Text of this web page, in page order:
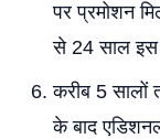
पर प्रमोशन
से 24 साल इस
करीब 5
के बाद